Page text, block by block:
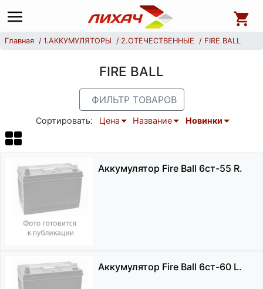
Главная 1.АККУМУЛЯТОРЫ 2.ОТЕЧЕСТВЕННЫЕ FIRE BALL
FIRE BALL
ФИЛЬТР ТОВАРОВ
Сортировать: Цена Название Новинки
Аккумулятор Fire Ball 6ст-55 R.
Аккумулятор Fire Ball 6ст-60 L.